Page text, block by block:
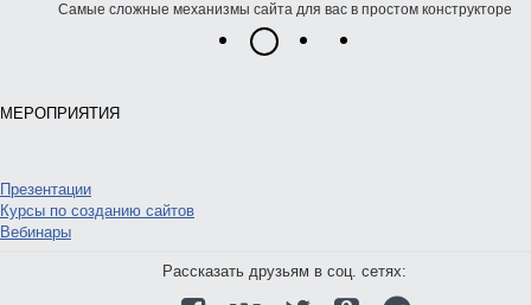
Самые сложные механизмы сайта для вас в простом конструкторе
МЕРОПРИЯТИЯ
Презентации
Курсы по созданию сайтов
Вебинары
Рассказать друзьям в соц. сетях: